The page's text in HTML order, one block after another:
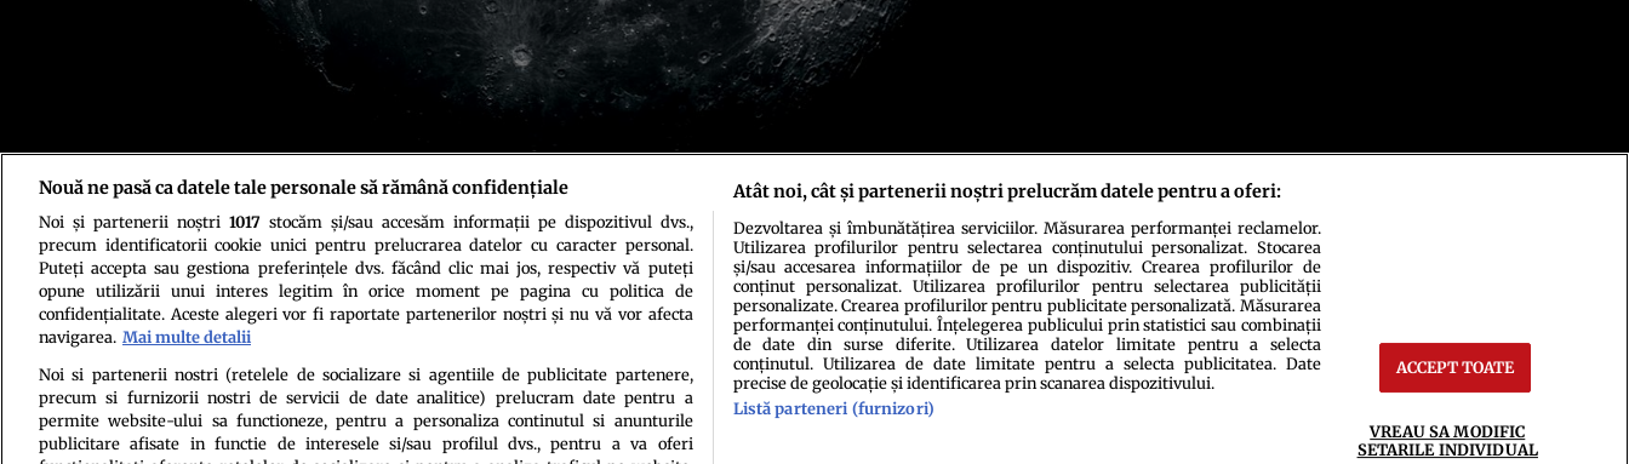
Foto: Shutterstock
Politica de confidenţialitatePolitica de cookiesTermeni şi condiţiiEchipa redacțională
Nouă ne pasă ca datele tale personale să rămână confidențiale
Noi și partenerii noștri 1017stocăm și/sau accesăm informații pe dispozitivul dvs.,
precum identificatorii cookie unici pentru prelucrarea datelor cu caracter personal.
Puteți accepta sau gestiona preferințele dvs. făcând clic mai jos, respectiv vă puteți
opune utilizării unui interes legitim în orice moment pe pagina cu politica de
confidențialitate. Aceste alegeri vor fi raportate partenerilor noștri și nu vă vor afecta
navigarea. Mai multe detalii
Noi si partenerii nostri (retelele de socializare si agentiile de publicitate partenere,
precum si furnizorii nostri de servicii de date analitice) prelucram date pentru a
permite website-ului sa functioneze, pentru a personaliza continutul si anunturile
publicitare afisate in functie de interesele si/sau profilul dvs., pentru a va oferi
Atât noi, cât și partenerii noștri prelucrăm datele pentru a oferi:
Dezvoltarea și îmbunătățirea serviciilor. Măsurarea performanței reclamelor.
Utilizarea profilurilor pentru selectarea conținutului personalizat. Stocarea
și/sau accesarea informațiilor de pe un dispozitiv. Crearea profilurilor de
conținut personalizat. Utilizarea profilurilor pentru selectarea publicității
personalizate. Crearea profilurilor pentru publicitate personalizată. Măsurarea
performanței conținutului. Înțelegerea publicului prin statistici sau combinații
de date din surse diferite. Utilizarea datelor limitate pentru a selecta
conținutul. Utilizarea de date limitate pentru a selecta publicitatea. Date
precise de geolocație și identificarea prin scanarea dispozitivului.
Listă parteneri (furnizori)
ACCEPT TOATE
VREAU SA MODIFIC
SETARILE INDIVIDUAL